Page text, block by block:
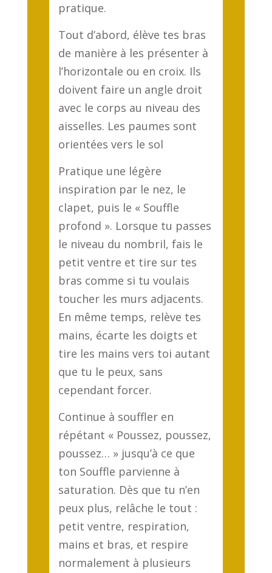
pratique.
Tout d’abord, élève tes bras
de manière à les présenter à
l’horizontale ou en croix. Ils
doivent faire un angle droit
avec le corps au niveau des
aisselles. Les paumes sont
orientées vers le sol
Pratique une légère
inspiration par le nez, le
clapet, puis le « Souffle
profond ». Lorsque tu passes
le niveau du nombril, fais le
petit ventre et tire sur tes
bras comme si tu voulais
toucher les murs adjacents.
En même temps, relève tes
mains, écarte les doigts et
tire les mains vers toi autant
que tu le peux, sans
cependant forcer.
Continue à souffler en
répétant « Poussez, poussez,
poussez… » jusqu’à ce que
ton Souffle parvienne à
saturation. Dès que tu n’en
peux plus, relâche le tout :
petit ventre, respiration,
mains et bras, et respire
normalement à plusieurs